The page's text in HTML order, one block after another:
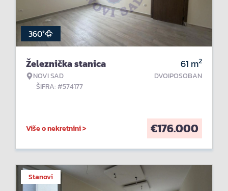
360°
Železnička stanica
NOVI SAD
ŠIFRA: #574177
61 m2
DVOIPOSOBAN
Više o nekretnini > €176.000
Stanovi